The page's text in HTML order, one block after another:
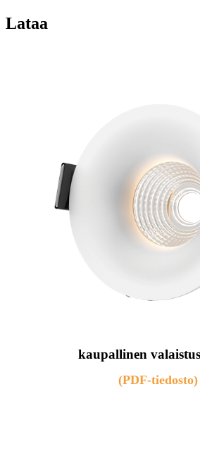
Lataa
kaupallinen
(PDF-tiedosto)